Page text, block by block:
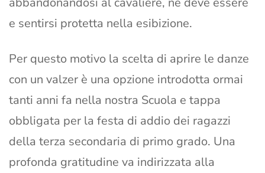
e sentirsi protetta nella esibizione.
Per questo motivo la scelta di aprire le danze
con un valzer è una opzione introdotta ormai
tanti anni fa nella nostra Scuola e tappa
obbligata per la festa di addio dei ragazzi
della terza secondaria di primo grado. Una
profonda gratitudine va indirizzata alla